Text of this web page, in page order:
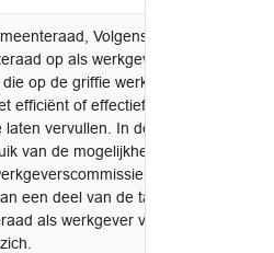
Volgens de
op als werkgever van
op de griffie werkzaam
efficiënt of effectief om de
vervullen. In de regel
van de mogelijkheid die
in te
een deel van de taken en
als werkgever voor de